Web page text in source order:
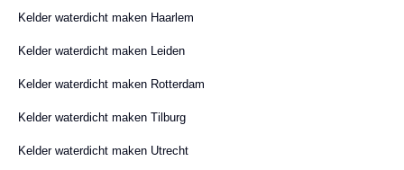
Kelder waterdicht maken Haarlem
Kelder waterdicht maken Leiden
Kelder waterdicht maken Rotterdam
Kelder waterdicht maken Tilburg
Kelder waterdicht maken Utrecht